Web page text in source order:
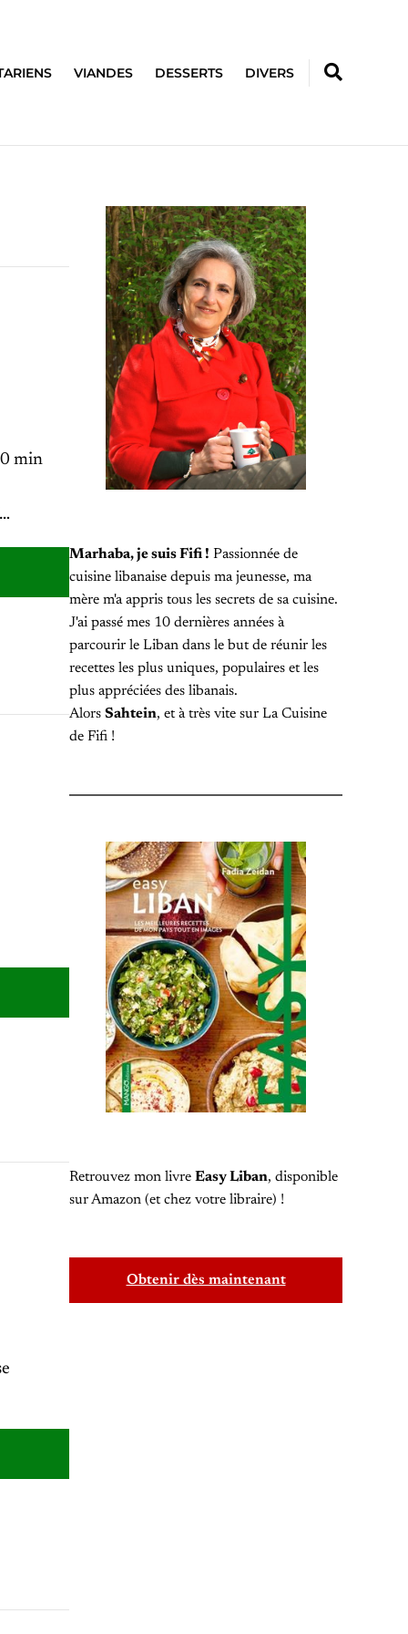
VIANDES DESSERTS DIVERS
min
Marhaba, je suis Fifi ! Passionnée de
cuisine libanaise depuis ma jeunesse, ma
mère m'a appris tous les secrets de sa cuisine.
J'ai passé mes 10 dernières années à
parcourir le Liban dans le but de réunir les
recettes les plus uniques, populaires et les
plus appréciées des libanais.
Alors Sahtein, et à très vite sur La Cuisine
de Fifi !
Retrouvez mon livre Easy Liban, disponible
sur Amazon (et chez votre libraire) !
Obtenir dès maintenant